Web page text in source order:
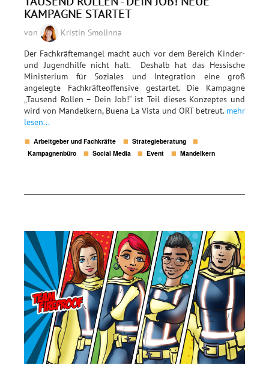
KAMPAGNE STARTET
von
Kristin Smolinna
Der Fachkräftemangel macht auch vor dem Bereich Kinder-
und Jugendhilfe nicht halt. Deshalb hat das Hessische
Ministerium für Soziales und Integration eine groß
angelegte Fachkräfteoffensive gestartet. Die Kampagne
„Tausend Rollen – Dein Job!“ ist Teil dieses Konzeptes und
wird von Mandelkern, Buena La Vista und ORT betreut. mehr
lesen...
Arbeitgeber und Fachkräfte
Strategieberatung
Kampagnenbüro
Social Media Event Mandelkern